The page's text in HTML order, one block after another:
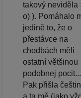
takový neviděla
o) ). Pomáhalo
jedině to, že o
přestávce na
chodbách měli
ostatní většinou
podobnej pocit...
Pak přišla
a ta mě (jako